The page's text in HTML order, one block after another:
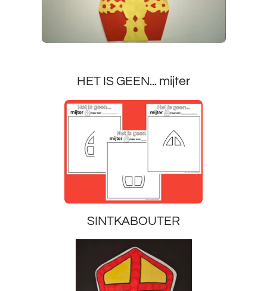
HET IS GEEN... mijter
SINTKABOUTER